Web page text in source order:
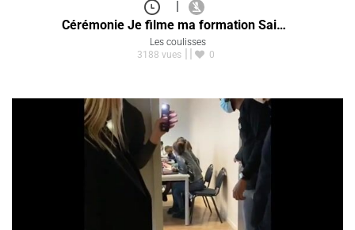
Cérémonie Je filme ma formation Sai…
Les coulisses
3188 vues
0